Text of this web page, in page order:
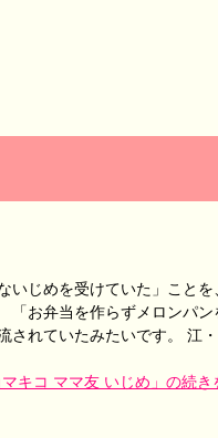
いじめを受けていた」ことを
「お弁当を作らずメロンパン
されていたみたいです。 江・
マキコ ママ友 いじめ」の続き